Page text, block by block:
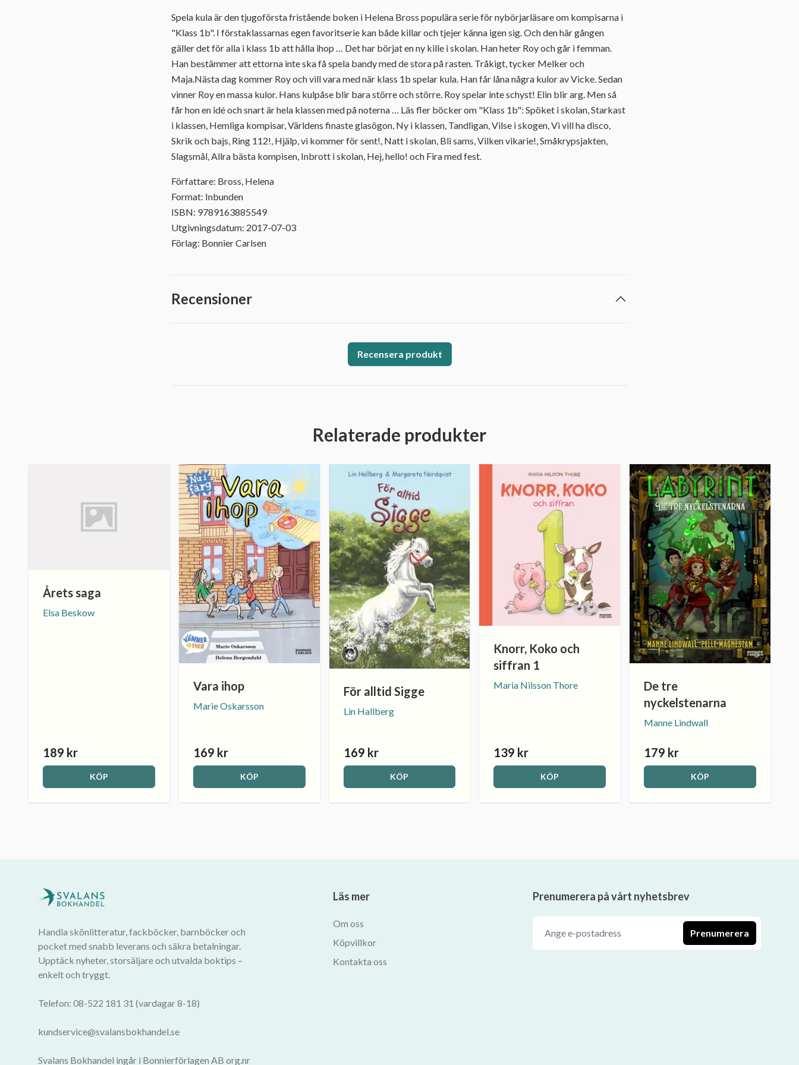
Spela kula är den tjugoförsta fristående boken i Helena Bross populära serie för nybörjarläsare om kompisarna i
"Klass 1b". I förstaklassarnas egen favoritserie kan både killar och tjejer känna igen sig. Och den här gången
gäller det för alla i klass 1b att hålla ihop … Det har börjat en ny kille i skolan. Han heter Roy och går i femman.
Han bestämmer att ettorna inte ska få spela bandy med de stora på rasten. Tråkigt, tycker Melker och
Maja.Nästa dag kommer Roy och vill vara med när klass 1b spelar kula. Han får låna några kulor av Vicke. Sedan
vinner Roy en massa kulor. Hans kulpåse blir bara större och större. Roy spelar inte schyst! Elin blir arg. Men så
får hon en idé och snart är hela klassen med på noterna … Läs fler böcker om "Klass 1b": Spöket i skolan, Starkast
i klassen, Hemliga kompisar, Världens finaste glasögon, Ny i klassen, Tandligan, Vilse i skogen, Vi vill ha disco,
Skrik och bajs, Ring 112!, Hjälp, vi kommer för sent!, Natt i skolan, Bli sams, Vilken vikarie!, Småkrypsjakten,
Slagsmål, Allra bästa kompisen, Inbrott i skolan, Hej, hello! och Fira med fest.
Författare: Bross, Helena
Format: Inbunden
ISBN: 9789163885549
Utgivningsdatum: 2017-07-03
Förlag: Bonnier Carlsen
Recensioner
Recensera produkt
Relaterade produkter
Årets saga
Elsa Beskow
189 kr
KÖP
Vara ihop
Marie Oskarsson
169 kr
KÖP
För alltid Sigge
Lin Hallberg
169 kr
KÖP
Knorr, Koko och
siffran 1
Maria Nilsson Thore
139 kr
KÖP
De tre
nyckelstenarna
Manne Lindwall
179 kr
KÖP
Handla skönlitteratur, fackböcker, barnböcker och
pocket med snabb leverans och säkra betalningar.
Upptäck nyheter, storsäljare och utvalda boktips –
enkelt och tryggt.
Telefon: 08-522 181 31 (vardagar 8-18)
kundservice@svalansbokhandel.se
Svalans Bokhandel ingår i Bonnierförlagen AB org.nr
Läs mer
Om oss
Köpvillkor
Kontakta oss
Prenumerera på vårt nyhetsbrev
Prenumerera